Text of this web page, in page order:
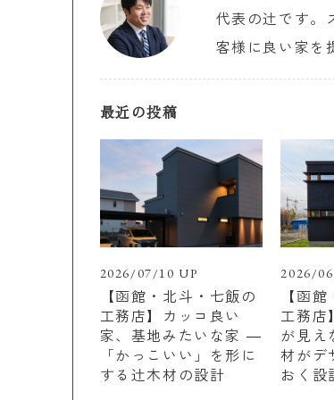
代表の辻です。
客様に良い家を
最近の投稿
2026/07/10 UP
【函館・北斗・七飯の
工務店】カッコ良い
家、基地みたいな家 ―
「かっこいい」を形に
する辻木材の設計
2026/
【函
工務店
が見
材がデ
おく設